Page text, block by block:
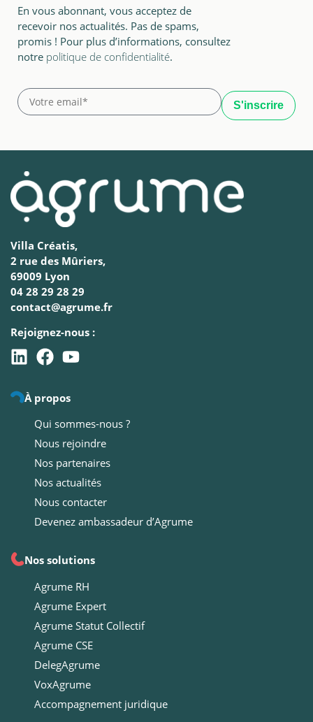
En vous abonnant, vous acceptez de
recevoir nos actualités. Pas de spams,
promis ! Pour plus d’informations, consultez
notre politique de confidentialité.
Villa Créatis,
2 rue des Mûriers,
69009 Lyon
04 28 29 28 29
contact@agrume.fr
Rejoignez-nous :
À propos
Qui sommes-nous ?
Nous rejoindre
Nos partenaires
Nos actualités
Nous contacter
Devenez ambassadeur d’Agrume
Nos solutions
Agrume RH
Agrume Expert
Agrume Statut Collectif
Agrume CSE
DelegAgrume
VoxAgrume
Accompagnement juridique